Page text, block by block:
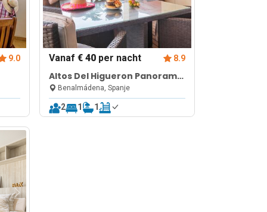
9.0 Vanaf € 40per nacht 8.9
Altos Del Higueron Panoramic
ViewBenalmádena, Spanje
2 1 1